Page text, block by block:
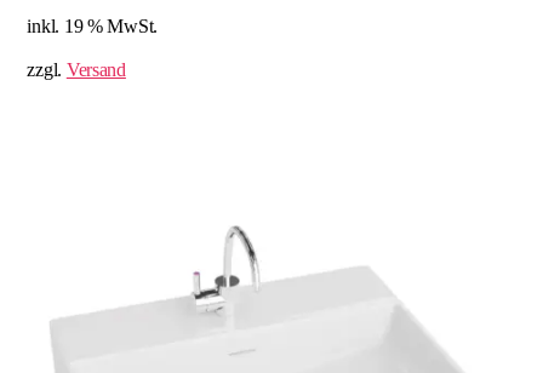
inkl. 19 % MwSt.
zzgl. Versand